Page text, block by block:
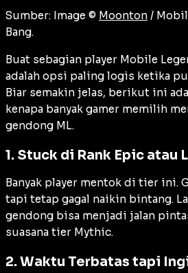
Sumber: Image © Moonton /
Bang.
Buat sebagian player Mobile
adalah opsi paling logis ketika
Biar semakin jelas, berikut ini
kenapa banyak gamer memilih
gendong ML.
1. Stuck di Rank Epic atau
Banyak player mentok di tier ini.
tapi tetap gagal naikin bintang.
gendong bisa menjadi jalan
suasana tier Mythic.
2. Waktu Terbatas tapi